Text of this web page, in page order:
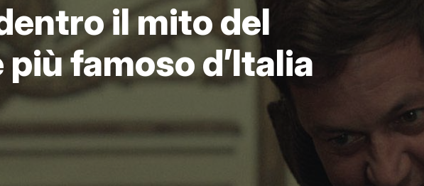
il mito del
famoso d’Italia